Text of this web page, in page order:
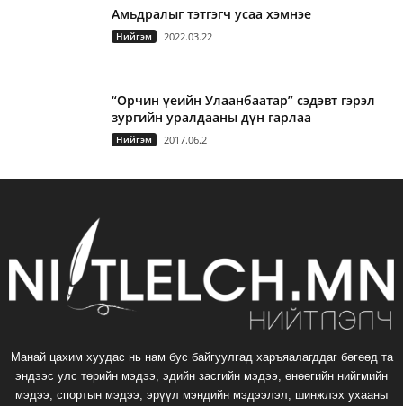
Амьдралыг тэтгэгч усаа хэмнэе
Нийгэм 2022.03.22
“Орчин үеийн Улаанбаатар” сэдэвт гэрэл
зургийн уралдааны дүн гарлаа
Нийгэм 2017.06.2
Манай цахим хуудас нь нам бус байгуулгад харъяалагддаг бөгөөд та
эндээс улс төрийн мэдээ, эдийн засгийн мэдээ, өнөөгийн нийгмийн
мэдээ, спортын мэдээ, эрүүл мэндийн мэдээлэл, шинжлэх ухааны